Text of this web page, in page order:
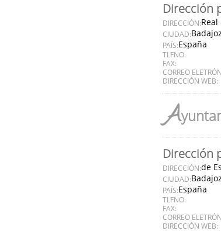
Dirección
DIRECCIÓN:Real
CIUDAD:Badajoz
PAÍS:España
TLFNO:
FAX:
CORREO
DIRECCIÓN WEB:
A
Dirección
DIRECCIÓN:de
CIUDAD:Badajoz
PAÍS:España
TLFNO:
FAX:
CORREO
DIRECCIÓN WEB: